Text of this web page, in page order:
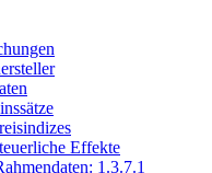
Effekte
1.3.7.1